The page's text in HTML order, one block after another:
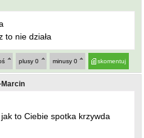
to nie działa
skomentuj
minusy 0
plusy 0
to Ciebie spotka krzywda